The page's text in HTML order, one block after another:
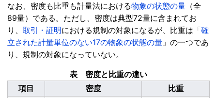
なお、密度も比重も計量法における物象の状態の量 （全
89量）である。ただし、密度は典型72量に含まれてお
り、 取引・証明における規制の対象になるが、比重は「確
立された計量単位のない17の物象の状態の量 」の一つであ
り、規制の対象になっていない。
表 密度と比重の違い
項目
密度 比重